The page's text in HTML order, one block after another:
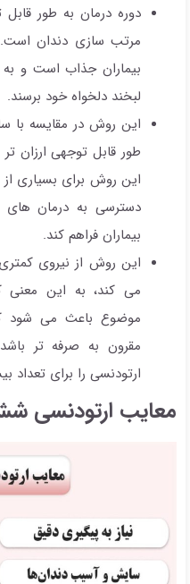
دوره درمان به طور
مرتب سازی دندان است.
بیماران جذاب است و
لبخند دلخواه خود برسند.
این روش در مقایسه با
طور قابل توجهی
این روش برای بسیاری از
دسترسی به درمان های
بیماران فراهم کند.
این روش از نیروی
می کند، به این معنی
موضوع باعث می شود
مقرون به صرفه تر
ارتودنسی را برای تعداد
معایب ارتودنسی